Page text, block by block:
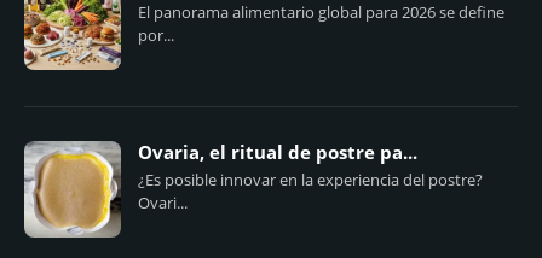
El panorama alimentario global para 2026 se define
por...
Ovaria, el ritual de postre pa...
¿Es posible innovar en la experiencia del postre?
Ovari...